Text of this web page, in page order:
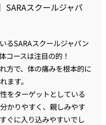
SARAスクールジャパ
るSARAスクールジャパン
コースは注目の的！
方で、体の痛みを根本的に
ます。
をターゲットとしている
かりやすく、親しみやす
ぐに入り込みやすいでし